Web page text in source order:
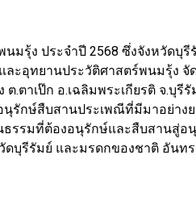
มรุ้ง ประจำปี 2568 ซึ่งจังหวัดบุรี
ละอุทยานประวัติศาสตร์พนมรุ้ง
ตาเป๊ก อ.เฉลิมพระเกียรติ จ.บุรีรั
รักษ์สืบสานประเพณีที่มีมาอย่าง
รมที่ต้องอนุรักษ์และสืบสานสู่อ
ดบุรีรัมย์ และมรดกของชาติ อัน